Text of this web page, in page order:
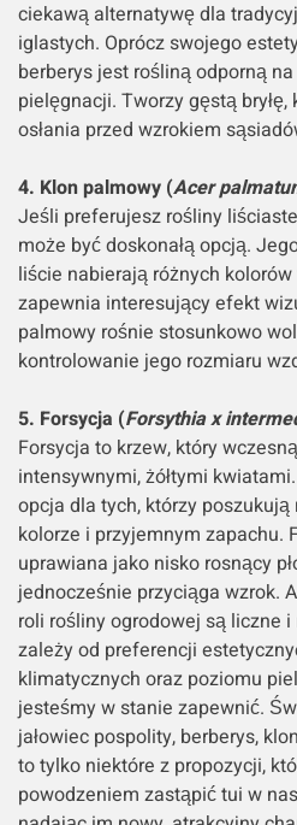
ciekawą alternatywę dla
iglastych. Oprócz swojego
berberys jest rośliną odporną
pielęgnacji. Tworzy gęstą
osłania przed wzrokiem
4. Klon palmowy (Acer
Jeśli preferujesz rośliny
może być doskonałą opcją.
liście nabierają różnych
zapewnia interesujący efekt
palmowy rośnie stosunkowo
kontrolowanie jego rozmiaru
5. Forsycja (Forsythia x
Forsycja to krzew, który
intensywnymi, żółtymi
opcja dla tych, którzy
kolorze i przyjemnym zapachu.
uprawiana jako nisko rosnący
jednocześnie przyciąga wzrok.
roli rośliny ogrodowej są liczne
zależy od preferencji
klimatycznych oraz poziomu
jesteśmy w stanie zapewnić.
jałowiec pospolity, berberys,
to tylko niektóre z propozycji,
powodzeniem zastąpić tui w